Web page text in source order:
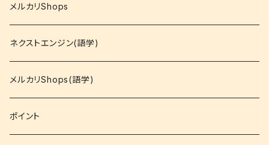
就活
資格
コミック
文庫
メルカリShops
ネクストエンジン(語学)
メルカリShops(語学)
ポイント